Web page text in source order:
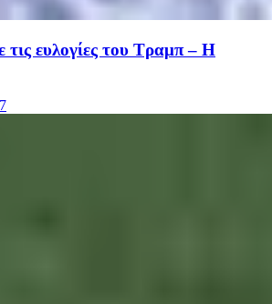
ευλογίες του Τραμπ – Η